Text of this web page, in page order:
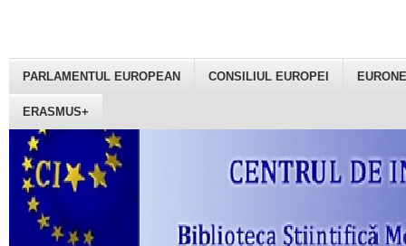
PARLAMENTUL EUROPEAN CONSILIUL EUROPEI
ERASMUS+